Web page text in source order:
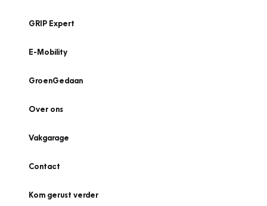
GRIP Expert
E-Mobility
GroenGedaan
Over ons
Vakgarage
Contact
Kom gerust verder